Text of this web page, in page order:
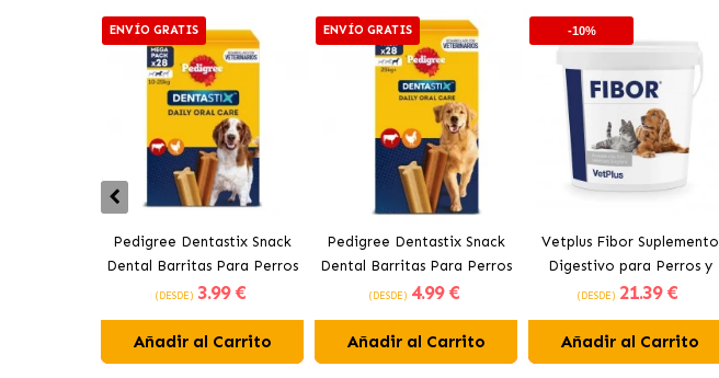
ENVÍO GRATIS
Pedigree Dentastix Snack
Dental Barritas Para Perros
Medianos 10-25 kg
(DESDE) 3.99 €
Añadir al Carrito
ENVÍO GRATIS
Pedigree Dentastix Snack
Dental Barritas Para Perros
Grandes +25 kg
(DESDE) 4.99 €
Añadir al Carrito
-10%
Vetplus Fibor Suplemento
Digestivo para Perros y
Gatos
(DESDE) 21.39 €
Añadir al Carrito